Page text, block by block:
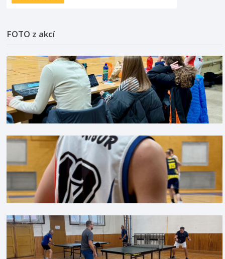
FOTO z akcí